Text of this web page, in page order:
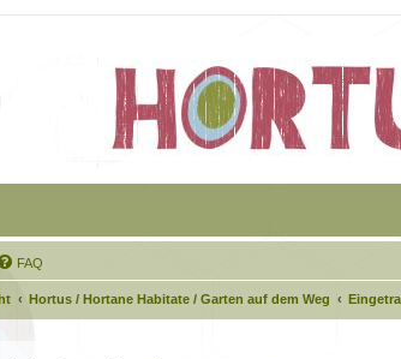
FAQ
Hortus / Hortane Habitate / Garten auf dem Weg